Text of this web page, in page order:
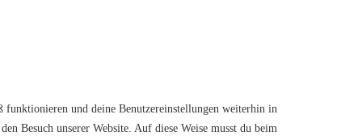
funktionieren und deine Benutzereinstellungen weiterhin in
Besuch unserer Website. Auf diese Weise musst du beim